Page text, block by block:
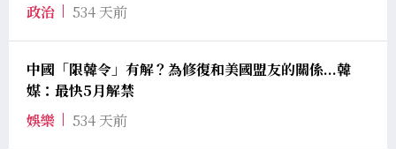
政治
534 天前
中國「限韓令」有解？為修復和美國盟友的關係...韓
媒：最快5月解禁
娛樂
534 天前